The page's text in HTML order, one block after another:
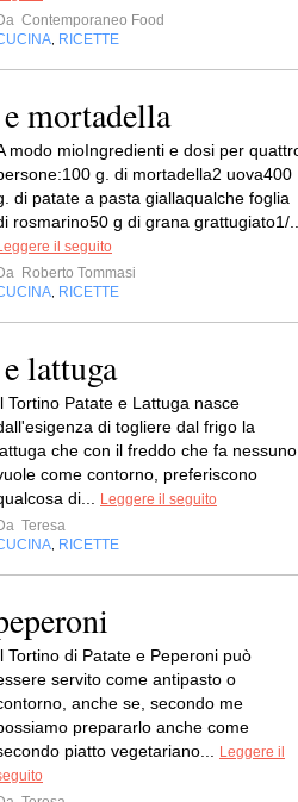
Contemporaneo Food
, RICETTE
mortadella
modo mioIngredienti e dosi per
g. di mortadella2 uova400
di patate a pasta giallaqualche foglia
rosmarino50 g di grana grattugiato1/
il seguito
Roberto Tommasi
, RICETTE
lattuga
Tortino Patate e Lattuga nasce
di togliere dal frigo la
che con il freddo che fa nessuno
come contorno, preferiscono
di... Leggere il seguito
Teresa
, RICETTE
Tortino di Patate e Peperoni può
servito come antipasto o
anche se, secondo me
prepararlo anche come
piatto vegetariano... Leggere il